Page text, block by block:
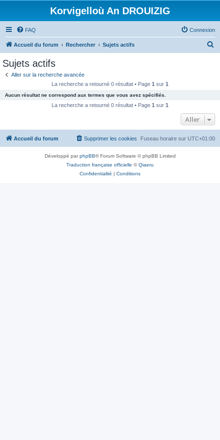
Korvigelloù An DROUIZIG
FAQ Connexion
Accueil du forum Rechercher Sujets actifs
c
e
Sujets actifs
Aller sur la recherche avancée
La recherche a retourné 0 résultat • Page 1 sur 1
Aucun résultat ne correspond aux termes que vous avez spécifiés.
La recherche a retourné 0 résultat • Page 1 sur 1
Aller
Accueil du forum Fuseau horaire sur UTC+01:00
Supprimer les cookies
Développé parphpBB® Forum Software © phpBB Limited
Traduction française officielle ©Qiaeru
Confidentialité | Conditions